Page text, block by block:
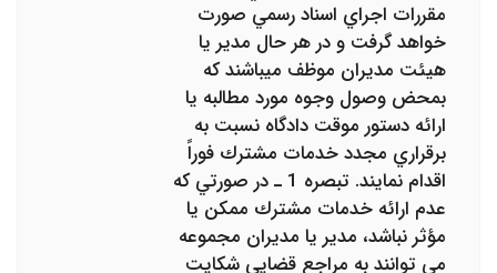
مقررات اجراي اسناد رسمي صورت
خواهد گرفت و در هر حال مدير يا
هيئت مديران موظف ميباشند كه
بمحض وصول وجوه مورد مطالبه يا
ارائه دستور موقت دادگاه نسبت به
برقراري مجدد خدمات مشترك فوراً
اقدام نمايند. تبصره 1 ـ در صورتي كه
عدم ارائه خدمات مشترك ممكن يا
مؤثر نباشد، مدير يا مديران مجموعه
مي ‌توانند به مراجع قضايي شكايت